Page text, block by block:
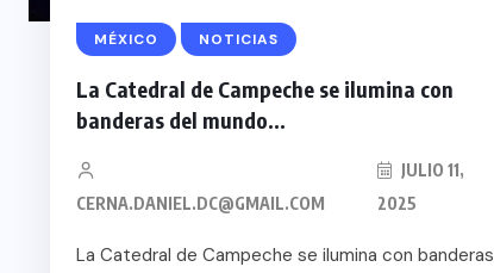
MÉXICO NOTICIAS
La Catedral de Campeche se ilumina con
banderas del mundo...
CERNA.DANIEL.DC@GMAIL.COM
JULIO 11,
2025
La Catedral de Campeche se ilumina con banderas